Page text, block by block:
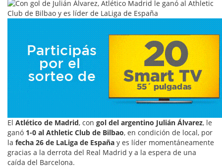
El Atlético de Madrid, con gol del argentino Julián Álvarez, le
ganó 1-0 al Athletic Club de Bilbao, en condición de local, por
la fecha 26 de LaLiga de España y es líder momentáneamente
gracias a la derrota del Real Madrid y a la espera de una
caída del Barcelona.